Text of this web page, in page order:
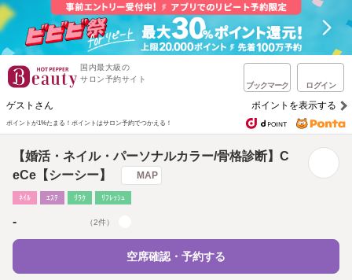
国内最大級の
サロン予約サイト
ブックマーク ログイン
ゲストさん ポイントを表示する
ポイントが1%たまる！ ポイントはサロン予約でつかえる！
【婚活・ネイル・パーソナルカラー/骨格診断】C
eCe【シーシー】
MAP
ﾈｲﾙ ｴｽﾃ ﾘﾗｸ ﾘﾌﾚｯｼｭ
- （2件）
空席確認・予約する